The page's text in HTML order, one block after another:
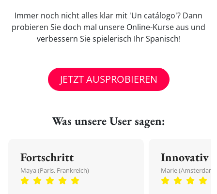
Immer noch nicht alles klar mit 'Un catálogo'? Dann
probieren Sie doch mal unsere Online-Kurse aus und
verbessern Sie spielerisch Ihr Spanisch!
JETZT AUSPROBIEREN
Was unsere User sagen:
Fortschritt
Maya (Paris, Frankreich)
Innovativ
Marie